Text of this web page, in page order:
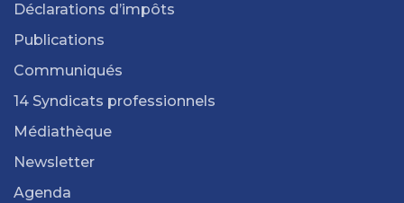
Déclarations d’impôts
Publications
Communiqués
14 Syndicats professionnels
Médiathèque
Newsletter
Agenda